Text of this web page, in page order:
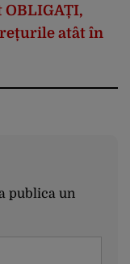
atât în
publica un